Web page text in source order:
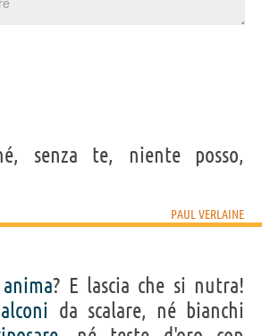
senza te, niente posso,
PAUL VERLAINE
anima? E lascia che si nutra!
da scalare, né bianchi